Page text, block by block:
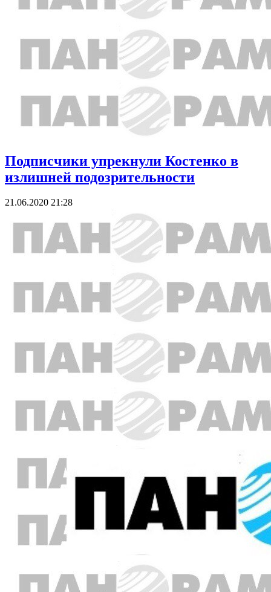
Подписчики упрекнули Костенко в
излишней подозрительности
21.06.2020 21:28